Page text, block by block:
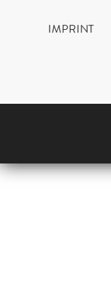
IMPRINT